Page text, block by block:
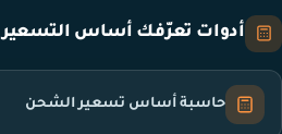
أدوات تعرّفك أساس التسعير
حاسبة أساس تسعير الشحن